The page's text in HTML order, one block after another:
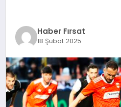
EKONOMİ
MAGAZİN
EĞİTİM
Haber Fırsat
18 Şubat 2025